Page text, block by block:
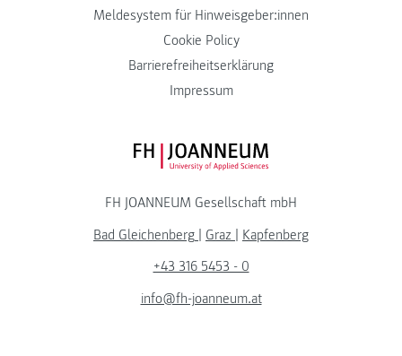
Meldesystem für Hinweisgeber:innen
Cookie Policy
Barrierefreiheitserklärung
Impressum
FH JOANNEUM Logo
FH JOANNEUM Gesellschaft mbH
Bad Gleichenberg | Graz | Kapfenberg
+43 316 5453 - 0
info@fh-joanneum.at